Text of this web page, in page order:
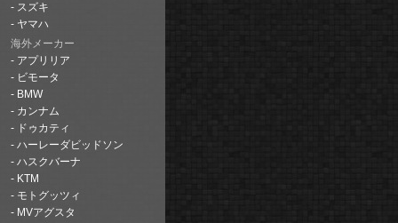
スズキ
ヤマハ
海外メーカー
アプリリア
ビモータ
BMW
カンナム
ドゥカティ
ハーレーダビッドソン
ハスクバーナ
KTM
モトグッツィ
MVアグスタ